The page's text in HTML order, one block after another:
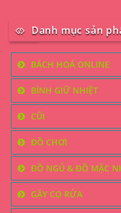
Danh mục sản
BÁCH HOÁ ONLINE
BÌNH GIỮ NHIỆT
CŨI
ĐỒ CHƠI
ĐỒ NGỦ & ĐỒ MẶC
GẬY CỌ RỬA